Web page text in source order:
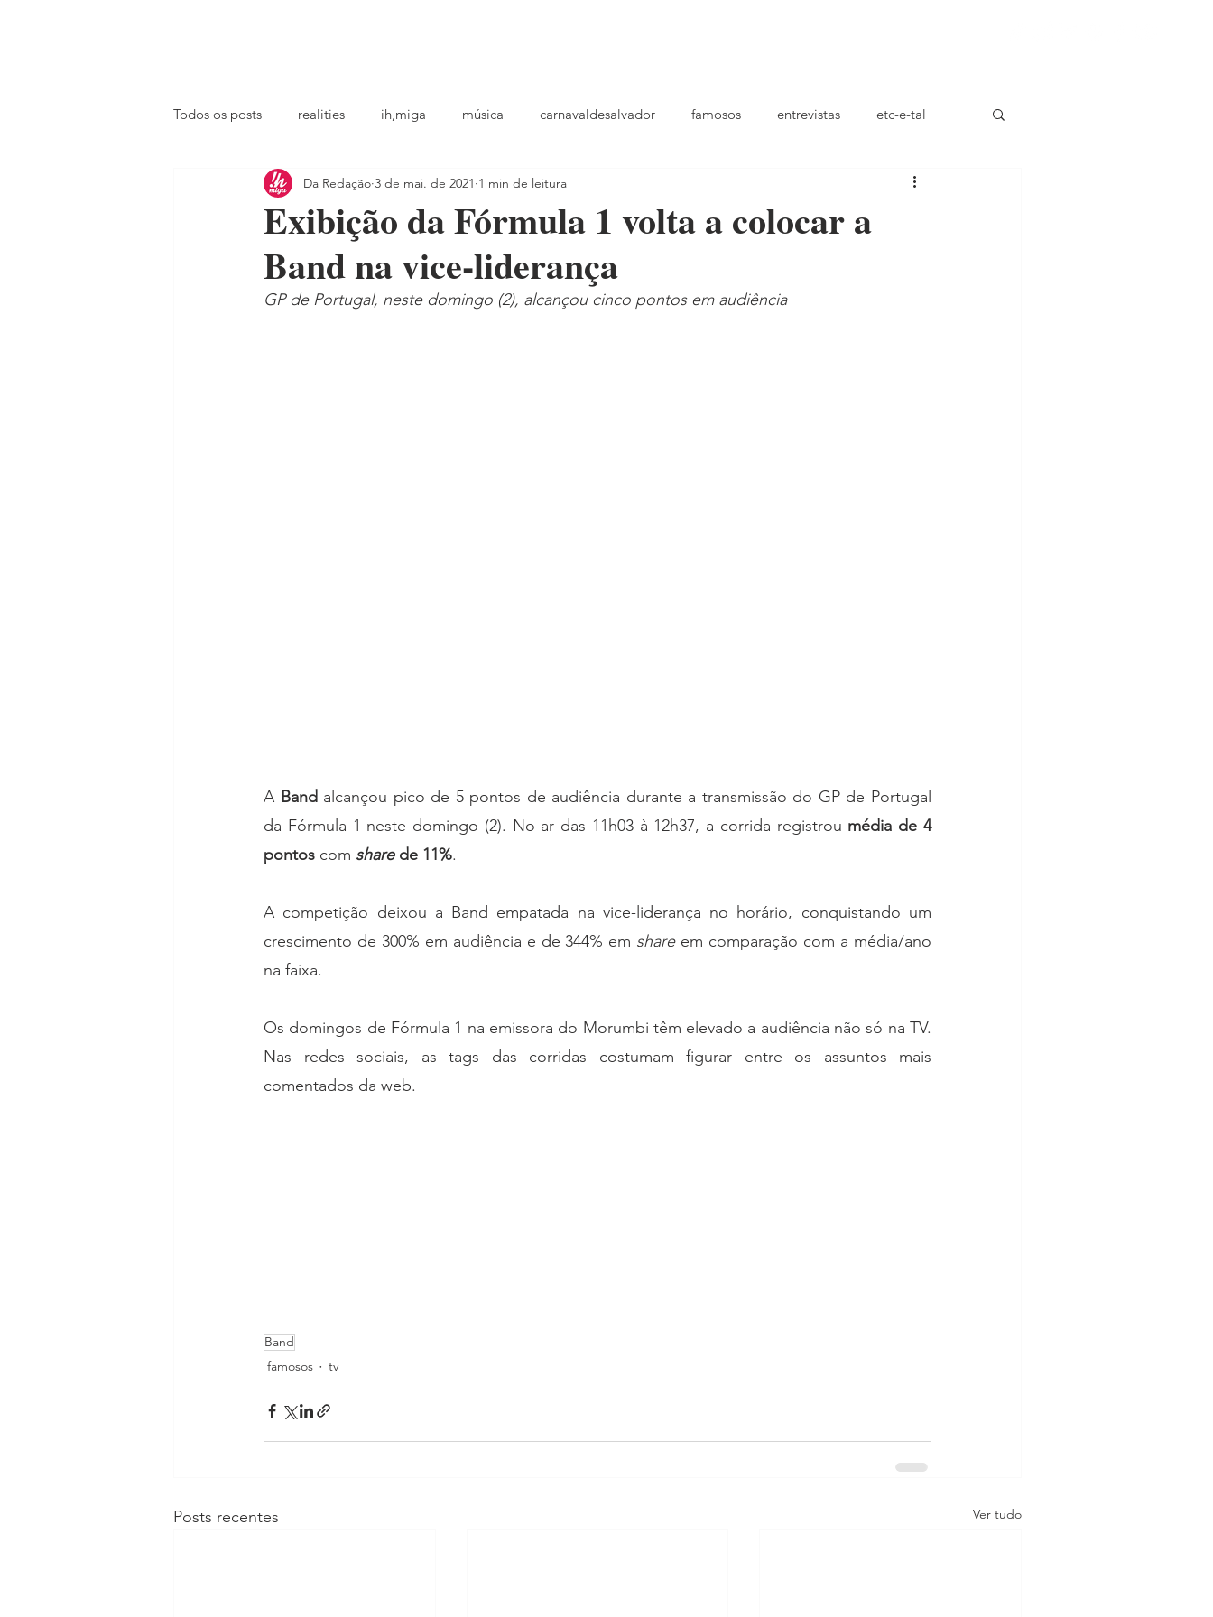
Todos os posts realities ih,miga música carnavaldesalvador famosos entrevistas etc-e-tal
looks podcast playlists
Exibição da Fórmula 1 volta a colocar a
Band na vice-liderança
Da Redação 3 de mai. de 2021 1 min de leitura
GP de Portugal, neste domingo (2), alcançou cinco pontos em audiência
A Band alcançou pico de 5 pontos de audiência durante a transmissão do GP de Portugal
da Fórmula 1 neste domingo (2). No ar das 11h03 à 12h37, a corrida registrou média de 4
pontos com share de 11%.
A competição deixou a Band empatada na vice-liderança no horário, conquistando um
crescimento de 300% em audiência e de 344% em share em comparação com a média/ano
na faixa.
Os domingos de Fórmula 1 na emissora do Morumbi têm elevado a audiência não só na TV.
Nas redes sociais, as tags das corridas costumam figurar entre os assuntos mais
comentados da web.
Band
famosos
tv
Posts recentes Ver tudo